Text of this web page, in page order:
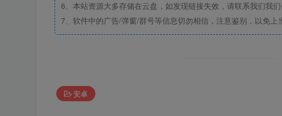
6、本站资源大多存储在云盘，如发现链接失效，请联系我们我们
7、软件中的广告/弹窗/群号等信息切勿相信，注意鉴别，以免上
安卓